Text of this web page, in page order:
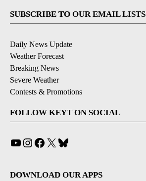
SUBSCRIBE TO OUR EMAIL LISTS
Daily News Update
Weather Forecast
Breaking News
Severe Weather
Contests & Promotions
FOLLOW KEYT ON SOCIAL
YouTube
Instagram
Facebook
X
DOWNLOAD OUR APPS